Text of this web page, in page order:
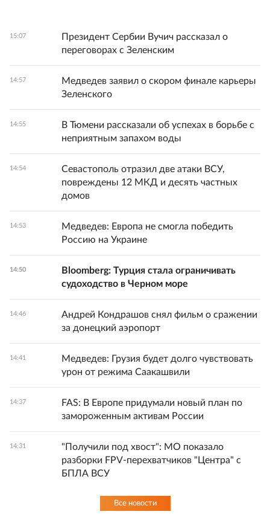
15:07
Президент Сербии Вучич рассказал о
переговорах с Зеленским
14:57
Медведев заявил о скором финале карьеры
Зеленского
14:55
В Тюмени рассказали об успехах в борьбе с
неприятным запахом воды
14:54
Севастополь отразил две атаки ВСУ,
повреждены 12 МКД и десять частных
домов
14:53
Медведев: Европа не смогла победить
Россию на Украине
14:50
Bloomberg: Турция стала ограничивать
судоходство в Черном море
14:46
Андрей Кондрашов снял фильм о сражении
за донецкий аэропорт
14:41
Медведев: Грузия будет долго чувствовать
урон от режима Саакашвили
14:37
FAS: В Европе придумали новый план по
замороженным активам России
14:31
"Получили под хвост": МО показало
разборки FPV-перехватчиков "Центра" с
БПЛА ВСУ
Все новости